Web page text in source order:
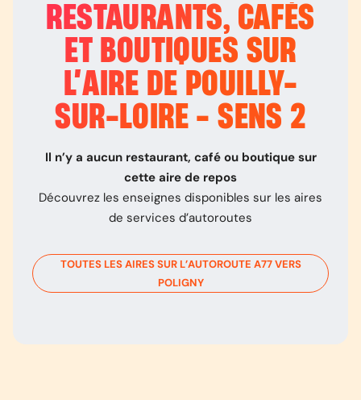
RESTAURANTS, CAFÉS
ET BOUTIQUES SUR
L’AIRE DE POUILLY-
SUR-LOIRE - SENS 2
Il n’y a aucun restaurant, café ou boutique sur
cette aire de repos
Découvrez les enseignes disponibles sur les aires
de services d’autoroutes
TOUTES LES AIRES SUR L’AUTOROUTE A77VERS
POLIGNY